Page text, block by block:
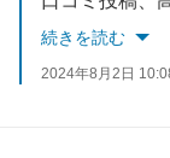
2回目のご利用で
続きを読む
2024年8月2日